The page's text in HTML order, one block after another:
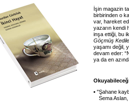
İşin magazin
birbirinden o
var, hareket
yazarın kendi
inşa ettiği, bu
Göçmüş
yaşamı değil,
devam eder:
ya da en
▪ "Şahane
Sema Aslan,